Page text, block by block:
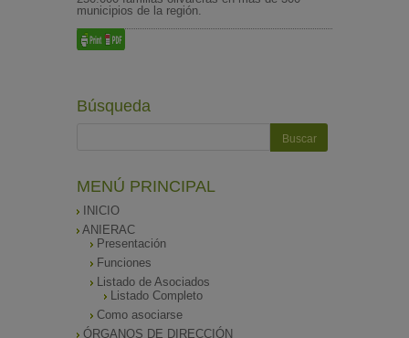
municipios de la región.
Búsqueda
MENÚ PRINCIPAL
INICIO
ANIERAC
Presentación
Funciones
Listado de Asociados
Listado Completo
Como asociarse
ÓRGANOS DE DIRECCIÓN